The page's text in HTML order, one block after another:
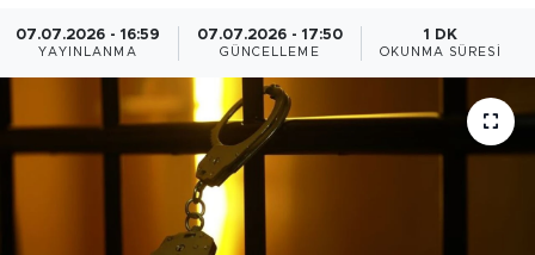
07.07.2026 - 16:59
YAYINLANMA
07.07.2026 - 17:50
GÜNCELLEME
1 DK
OKUNMA SÜRESI
Yaşam
Çin Fuarları